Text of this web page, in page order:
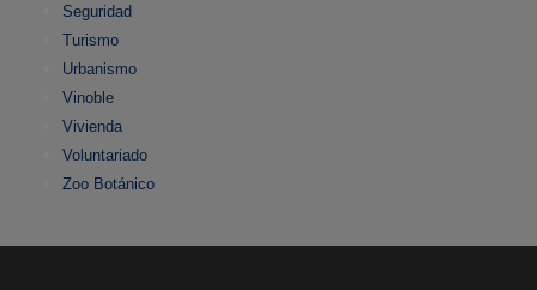
Seguridad
Turismo
Urbanismo
Vinoble
Vivienda
Voluntariado
Zoo Botánico